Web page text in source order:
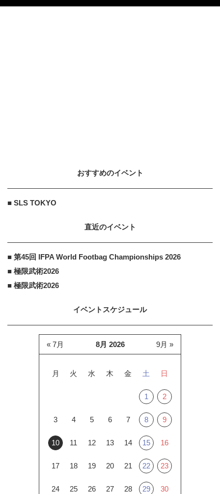
マイホームを持ちたい！1000万円
おすすめのイベント
■ SLS TOKYO
直近のイベント
■ 第45回 IFPA World Footbag Championships 2026
■ 極限武術2026
■ 極限武術2026
イベントスケジュール
8月 2026
月 火 水 木 金 土 日
1 2
3 4 5 6 7 8 9
10 11 12 13 14 15 16
17 18 19 20 21 22 23
24 25 26 27 28 29 30
« 7月 9月 »